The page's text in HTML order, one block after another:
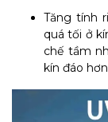
Tăng tính
quá tối ở
chế tầm
kín đáo